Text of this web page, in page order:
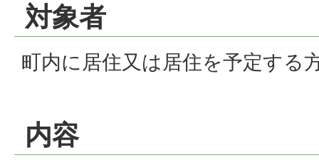
対象者
町内に居住又は居住を予定する
内容